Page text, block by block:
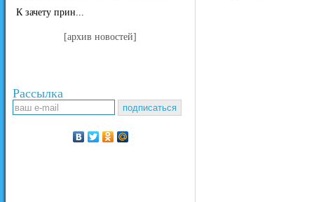
К зачету прин...
[архив новостей]
Рассылка